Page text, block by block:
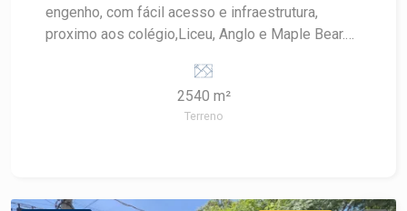
engenho, com fácil acesso e infraestrutura,
proximo aos colégio,Liceu, Anglo e Maple Bear.
2540 m²
Terreno